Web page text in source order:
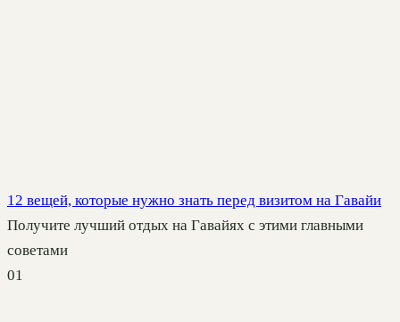
12 вещей, которые нужно знать перед визитом на Гавайи
Получите лучший отдых на Гавайях с этими главными
советами
01